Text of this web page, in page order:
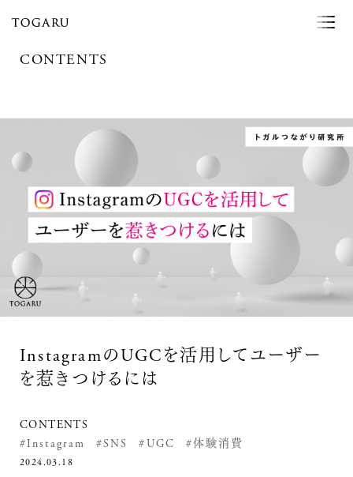
CONTENTS
InstagramのUGCを活用してユーザー
を惹きつけるには
CONTENTS
#Instagram
#SNS #UGC #体験消費
2024.03.18